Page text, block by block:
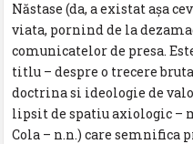
Năstase (da, a existat aşa
viata, pornind de la
comunicatelor de presa.
titlu – despre o trecere
doctrina si ideologie de
lipsit de spatiu axiologic –
Cola – n.n.) care semnifica